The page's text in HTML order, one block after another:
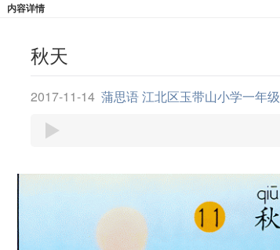
内容详情
秋天
2017-11-14 蒲思语 江北区玉带山小学一年级